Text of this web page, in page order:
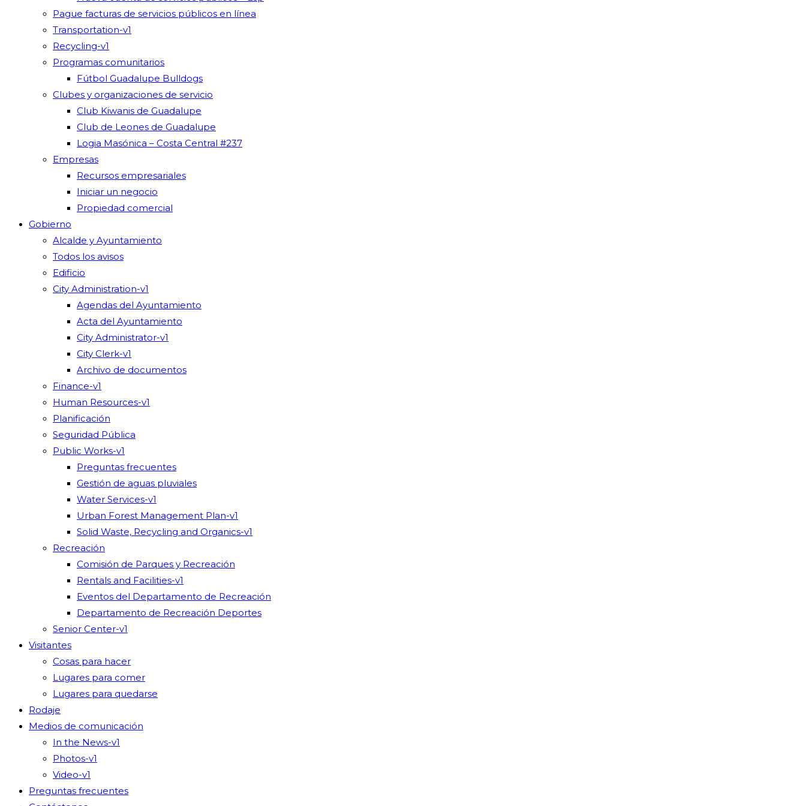
Pague facturas de servicios públicos en línea
Transportation-v1
Recycling-v1
Programas comunitarios
Fútbol Guadalupe Bulldogs
Clubes y organizaciones de servicio
Club Kiwanis de Guadalupe
Club de Leones de Guadalupe
Logia Masónica – Costa Central #237
Empresas
Recursos empresariales
Iniciar un negocio
Propiedad comercial
Gobierno
Alcalde y Ayuntamiento
Todos los avisos
Edificio
City Administration-v1
Agendas del Ayuntamiento
Acta del Ayuntamiento
City Administrator-v1
City Clerk-v1
Archivo de documentos
Finance-v1
Human Resources-v1
Planificación
Seguridad Pública
Public Works-v1
Preguntas frecuentes
Gestión de aguas pluviales
Water Services-v1
Urban Forest Management Plan-v1
Solid Waste, Recycling and Organics-v1
Recreación
Comisión de Parques y Recreación
Rentals and Facilities-v1
Eventos del Departamento de Recreación
Departamento de Recreación Deportes
Senior Center-v1
Visitantes
Cosas para hacer
Lugares para comer
Lugares para quedarse
Rodaje
Medios de comunicación
In the News-v1
Photos-v1
Video-v1
Preguntas frecuentes